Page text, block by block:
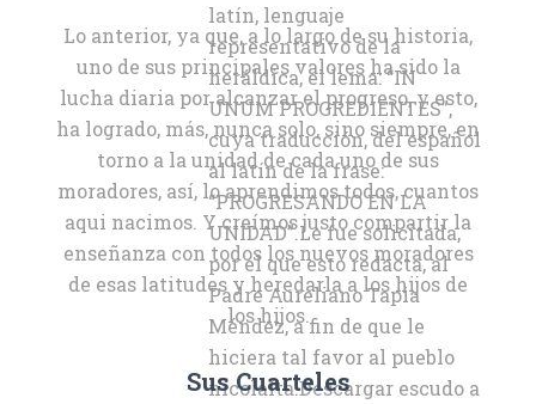
latín, lenguaje
representativo de la
heráldica, el lema: “IN
UNUM PROGREDIENTES”,
cuya traducción, del español
al latín de la frase:
“PROGRESANDO EN LA
UNIDAD”.Le fue solicitada,
por el que esto redacta, al
Padre Aureliano Tapia
Méndez, a fin de que le
hiciera tal favor al pueblo
nicolaíta.Descargar escudo a
Lo anterior, ya que, a lo largo de su historia,
uno de sus principales valores ha sido la
lucha diaria por alcanzar el progreso, y esto,
ha logrado, más, nunca solo, sino siempre, en
torno a la unidad de cada uno de sus
moradores, así, lo aprendimos todos, cuantos
aqui nacimos. Y creímos justo compartir la
enseñanza con todos los nuevos moradores
de esas latitudes y heredarla a los hijos de
los hijos.
Sus Cuarteles